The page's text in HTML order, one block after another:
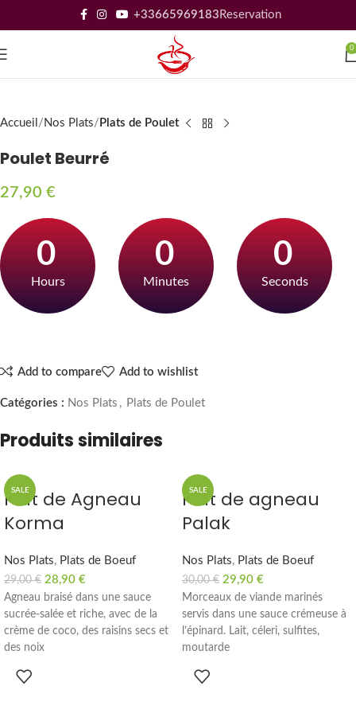
+33665969183 Reservation
0
Accueil Nos Plats Plats de Poulet
Poulet Beurré
27,90 €
0
Hours
0
Minutes
0
Seconds
Add to compare Add to wishlist
Catégories : Nos Plats , Plats de Poulet
Produits similaires
SALE
Plat de Agneau
Korma
Nos Plats, Plats de Boeuf
29,00€ 28,90 €
Agneau braisé dans une sauce
sucrée-salée et riche, avec de la
crème de coco, des raisins secs et
des noix
SALE
Plat de agneau
Palak
Nos Plats, Plats de Boeuf
30,00€ 29,90 €
Morceaux de viande marinés
servis dans une sauce crémeuse à
l’épinard. Lait, céleri, sulfites,
moutarde